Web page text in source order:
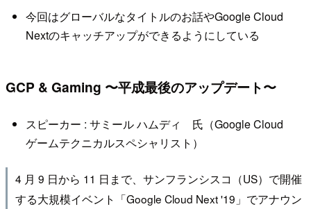
今回はグローバルなタイトルのお話やGoogle Cloud
Nextのキャッチアップができるようにしている
GCP & Gaming 〜平成最後のアップデート〜
スピーカー : サミール ハムディ 氏（Google Cloud
ゲームテクニカルスペシャリスト）
4 月 9 日から 11 日まで、サンフランシスコ（US）で開催
する大規模イベント「Google Cloud Next '19」でアナウン